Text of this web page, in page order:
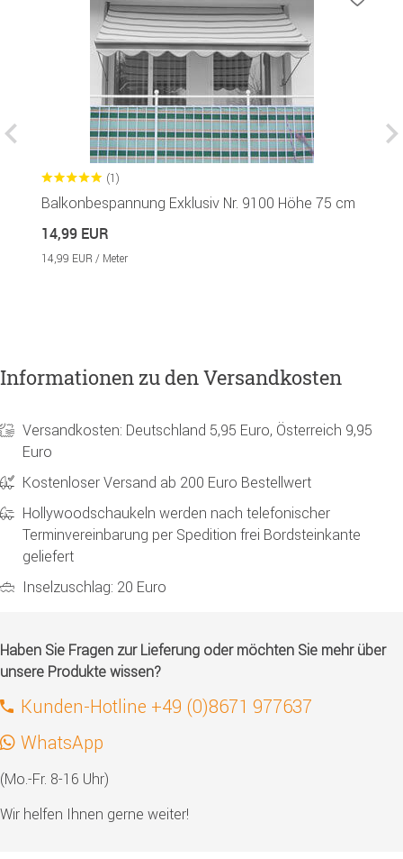
(1)
Balkonbespannung Exklusiv Nr. 9100 Höhe 75 cm
14,99 EUR
14,99 EUR / Meter
Informationen zu den Versandkosten
Versandkosten: Deutschland 5,95 Euro, Österreich 9,95
Euro
Kostenloser Versand ab 200 Euro Bestellwert
Hollywoodschaukeln werden nach telefonischer
Terminvereinbarung per Spedition frei Bordsteinkante
geliefert
Inselzuschlag: 20 Euro
Haben Sie Fragen zur Lieferung oder möchten Sie mehr über
unsere Produkte wissen?
Kunden-Hotline +49 (0)8671 977637
WhatsApp
(Mo.-Fr. 8-16 Uhr)
Wir helfen Ihnen gerne weiter!